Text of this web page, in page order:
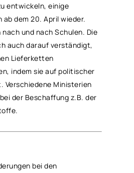
entwickeln, einige
dem 20. April wieder.
und nach Schulen. Die
auch darauf verständigt,
Lieferketten
indem sie auf politischer
Verschiedene Ministerien
der Beschaffung z.B. der
bei den